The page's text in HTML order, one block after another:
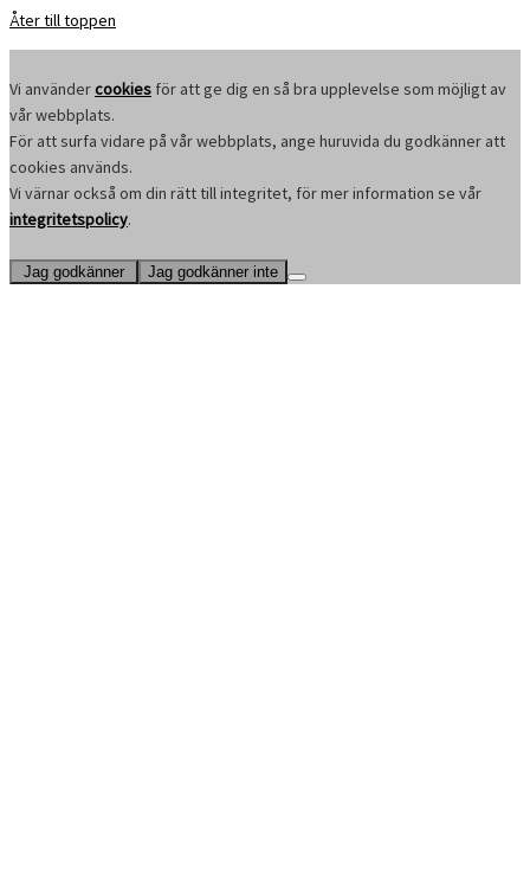
Åter till toppen
Vi användercookies för att ge dig en så bra upplevelse som möjligt av
vår webbplats.
För att surfa vidare på vår webbplats, ange huruvida du godkänner att
cookies används.
Vi värnar också om din rätt till integritet, för mer information se vår
integritetspolicy.
Jag godkänner Jag godkänner inte